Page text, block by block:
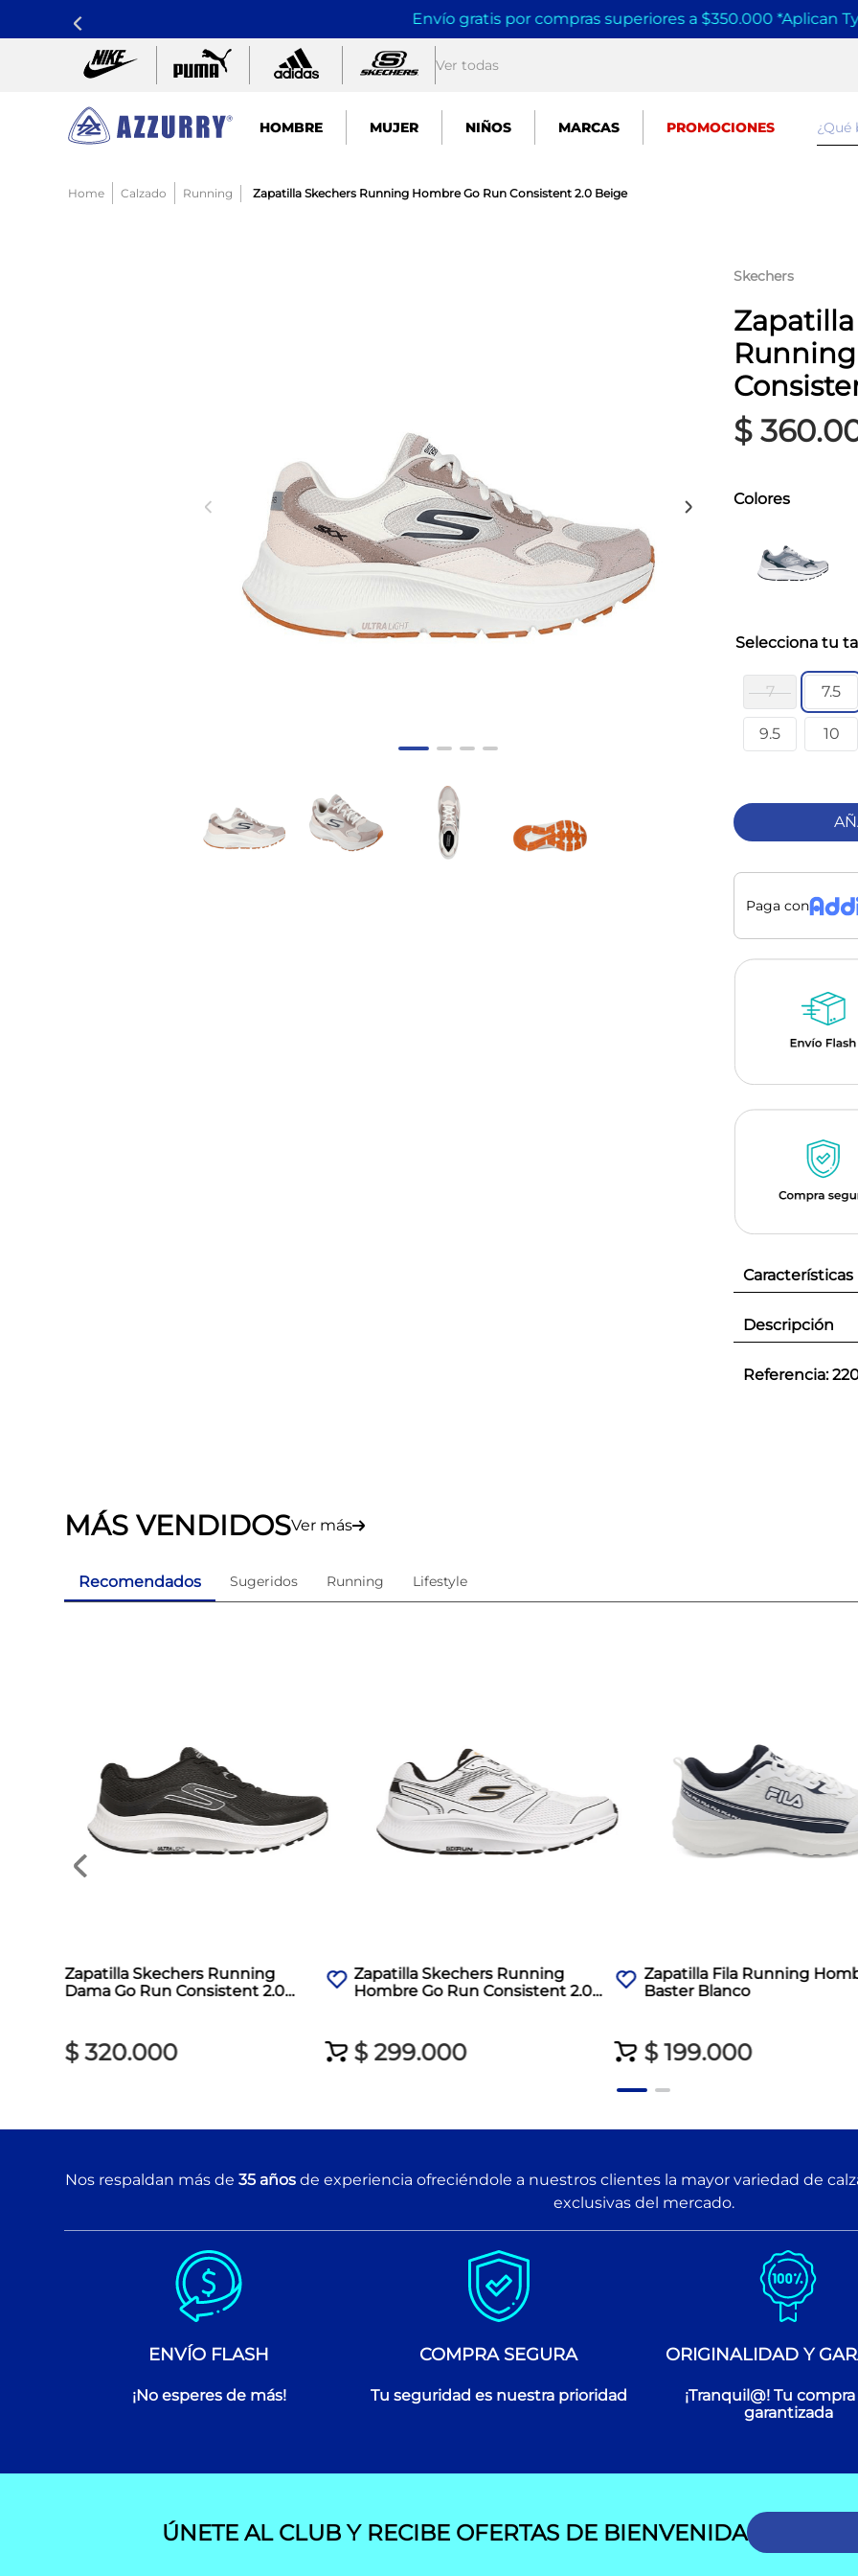
Envío gratis por compras superiores a $350.000 *Aplican
Ver todas
HOMBRE MUJER NIÑOS MARCAS PROMOCIONES
Calzado Running Zapatilla Skechers Running Hombre Go Run Consistent 2.0 Beige
Skechers
$ 360.
Colores
10
7 7.5
9.5
Paga con
Características
Descripción
Referencia:
MÁS VENDIDOSVer más
Recomendados Sugeridos Running Lifestyle
Zapatilla Skechers Running
Dama Go Run Consistent 2.0
$ 320.000
Zapatilla Skechers Running
Hombre Go Run Consistent 2.0
$ 299.000
Zapatilla Fila Running
Baster Blanco
$ 199.000
Nos respaldan más de 35 años de experiencia ofreciéndole a nuestros clientes la mayor variedad de
exclusivas del mercado.
ENVÍO FLASH
¡No esperes de más!
COMPRA SEGURA
Tu seguridad es nuestra prioridad
ORIGINALIDAD Y
¡Tranquil@! Tu
garantizada
ÚNETE AL CLUB Y RECIBE OFERTAS DE BIENVENIDA
nike pacific